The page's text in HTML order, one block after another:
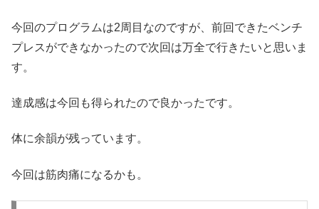
今回のプログラムは2周目なのですが、前回できたベンチ
プレスができなかったので次回は万全で行きたいと思いま
す。
達成感は今回も得られたので良かったです。
体に余韻が残っています。
今回は筋肉痛になるかも。